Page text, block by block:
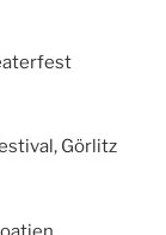
Görlitz